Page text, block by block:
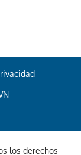
los derechos